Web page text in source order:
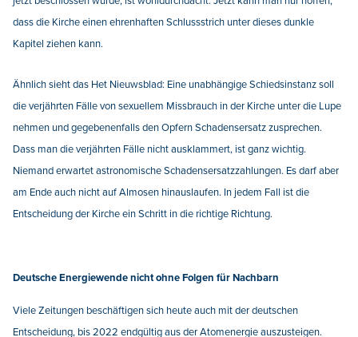
dass die Kirche einen ehrenhaften Schlussstrich unter dieses dunkle
Kapitel ziehen kann.
Ähnlich sieht das Het Nieuwsblad: Eine unabhängige Schiedsinstanz soll
die verjährten Fälle von sexuellem Missbrauch in der Kirche unter die Lupe
nehmen und gegebenenfalls den Opfern Schadensersatz zusprechen.
Dass man die verjährten Fälle nicht ausklammert, ist ganz wichtig.
Niemand erwartet astronomische Schadensersatzzahlungen. Es darf aber
am Ende auch nicht auf Almosen hinauslaufen. In jedem Fall ist die
Entscheidung der Kirche ein Schritt in die richtige Richtung.
Deutsche Energiewende nicht ohne Folgen für Nachbarn
Viele Zeitungen beschäftigen sich heute auch mit der deutschen
Entscheidung, bis 2022 endgültig aus der Atomenergie auszusteigen.